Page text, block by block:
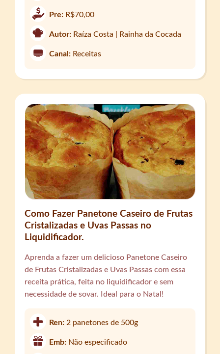
Pre: R$70,00
Autor: Raíza Costa | Rainha da Cocada
Canal: Receitas
Como Fazer Panetone Caseiro de Frutas
Cristalizadas e Uvas Passas no
Liquidificador.
Aprenda a fazer um delicioso Panetone Caseiro
de Frutas Cristalizadas e Uvas Passas com essa
receita prática, feita no liquidificador e sem
necessidade de sovar. Ideal para o Natal!
Ren:2 panetones de 500g
Emb: Não especificado